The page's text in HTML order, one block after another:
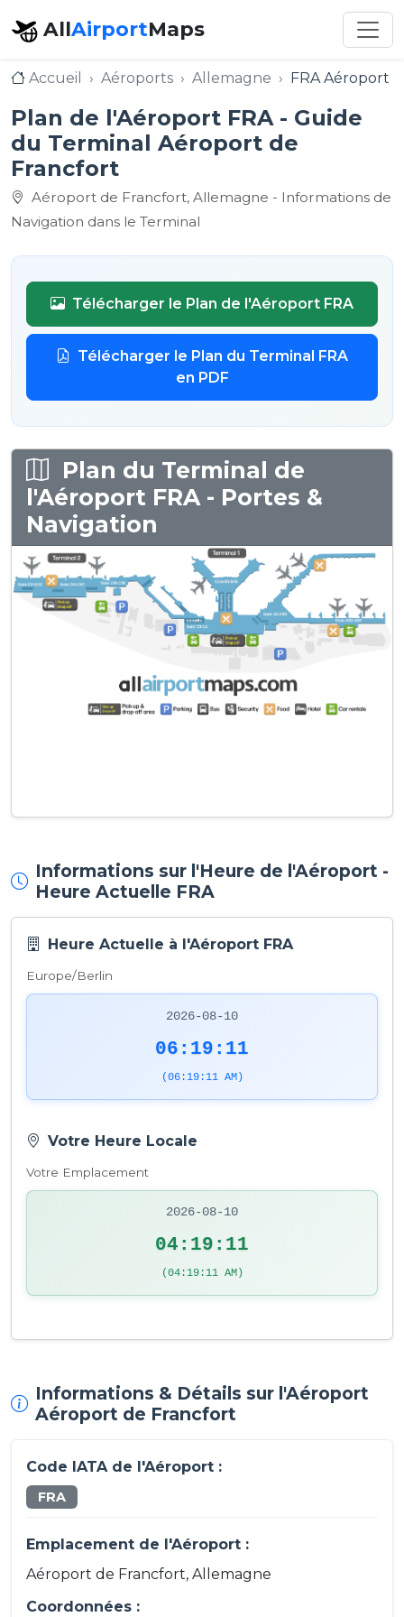
AllAirportMaps
Accueil Aéroports Allemagne FRA Aéroport
Plan de l'Aéroport FRA - Guide
du Terminal Aéroport de
Francfort
Aéroport de Francfort, Allemagne - Informations de
Navigation dans le Terminal
Télécharger le Plan de l'Aéroport FRA
Télécharger le Plan du Terminal FRA
en PDF
Plan du Terminal de
l'Aéroport FRA - Portes &
Navigation
Informations sur l'Heure de l'Aéroport -
Heure Actuelle FRA
Heure Actuelle à l'Aéroport FRA
Europe/Berlin
2026-08-10
06:19:11
(06:19:11 AM)
Votre Heure Locale
Votre Emplacement
2026-08-10
04:19:11
(04:19:11 AM)
Informations & Détails sur l'Aéroport
Aéroport de Francfort
Code IATA de l'Aéroport :
FRA
Emplacement de l'Aéroport :
Aéroport de Francfort, Allemagne
Coordonnées :